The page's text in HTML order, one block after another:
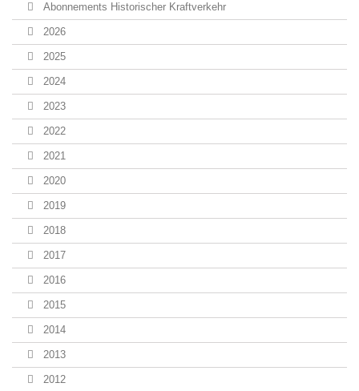
Abonnements Historischer Kraftverkehr
2026
2025
2024
2023
2022
2021
2020
2019
2018
2017
2016
2015
2014
2013
2012